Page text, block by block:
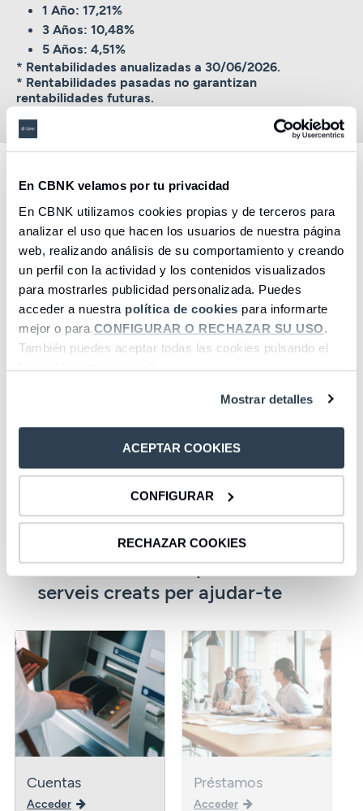
En CBNK velamos por tu privacidad
En CBNK utilizamos cookies propias y de terceros para
analizar el uso que hacen los usuarios de nuestra página
web, realizando análisis de su comportamiento y creando
un perfil con la actividad y los contenidos visualizados
para mostrarles publicidad personalizada. Puedes
acceder a nuestra política de cookies para informarte
mejor o para CONFIGURAR O RECHAZAR SU USO.
También puedes aceptar todas las cookies pulsando el
botón “Aceptar cookies”.
Mostrar detalles
ACEPTAR COOKIES
CONFIGURAR
RECHAZAR COOKIES
1 Año: 17,21%
3 Años: 10,48%
5 Años: 4,51%
* Rentabilidades anualizadas a 30/06/2026.
* Rentabilidades pasadas no garantizan
rentabilidades futuras.
Descubre otros productos y
servicios creados para ayudarte
1
Descobreix altres productes i
serveis creats per ajudar-te
Cuentas
Acceder
Préstamos
Acceder